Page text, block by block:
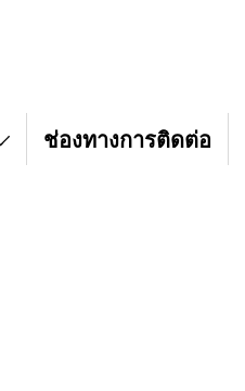
ช่องทางการติดต่อ